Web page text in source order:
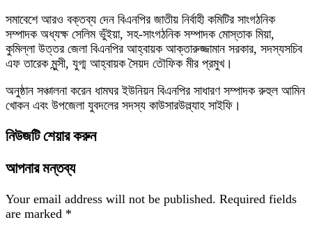
সমাবেশে আরও বক্তব্য দেন বিএনপির জাতীয় নির্বাহী কমিটির সাংগঠনিক
সম্পাদক অধ্যক্ষ সেলিম ভুঁইয়া, সহ-সাংগঠনিক সম্পাদক মোস্তাক মিয়া,
কুমিল্লা উত্তর জেলা বিএনপির আহ্বায়ক আক্তারুজ্জামান সরকার, সদস্যসচিব
এফ তারেক মুন্সী, যুগ্ম আহ্বায়ক সৈয়দ তৌফিক মীর প্রমুখ।
অনুষ্ঠান সঞ্চালনা করেন ধামঘর ইউনিয়ন বিএনপির সাধারণ সম্পাদক রুহুল আমিন
খোকন এবং উপজেলা যুবদলের সদস্য কাউসারউল্ল্যাহ সাইফি।
নিউজটি শেয়ার করুন
আপনার মন্তব্য
Your email address will not be published. Required fields
are marked *